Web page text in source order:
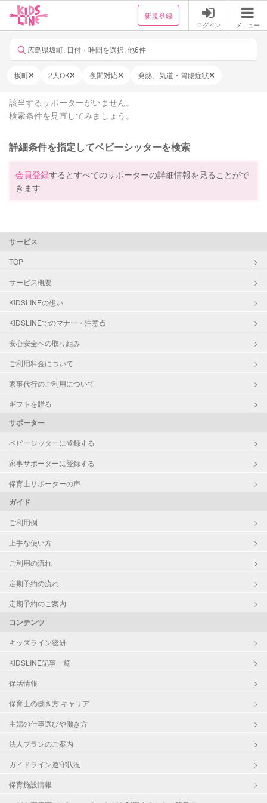
新規登録
ログイン メニュー
広島県坂町, 日付・時間を選択, 他6件
坂町 2人OK 夜間対応 発熱、気道・胃腸症状
該当するサポーターがいません。
検索条件を見直してみましょう。
詳細条件を指定してベビーシッターを検索
会員登録するとすべてのサポーターの詳細情報を見ることがで
きます
サービス
TOP
サービス概要
KIDSLINEの想い
KIDSLINEでのマナー・注意点
安心安全への取り組み
ご利用料金について
家事代行のご利用について
ギフトを贈る
サポーター
ベビーシッターに登録する
家事サポーターに登録する
保育士サポーターの声
ガイド
ご利用例
上手な使い方
ご利用の流れ
定期予約の流れ
定期予約のご案内
コンテンツ
キッズライン総研
KIDSLINE記事一覧
保活情報
保育士の働き方 キャリア
主婦の仕事選びや働き方
法人プランのご案内
ガイドライン遵守状況
保育施設情報